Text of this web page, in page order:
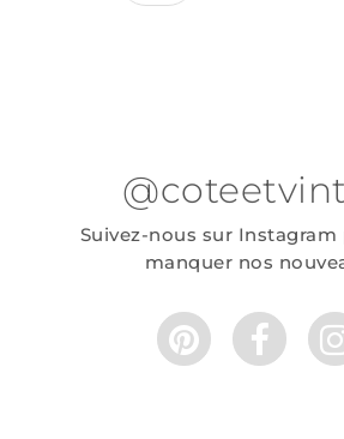
Suivez-nous sur Instagram
manquer nos